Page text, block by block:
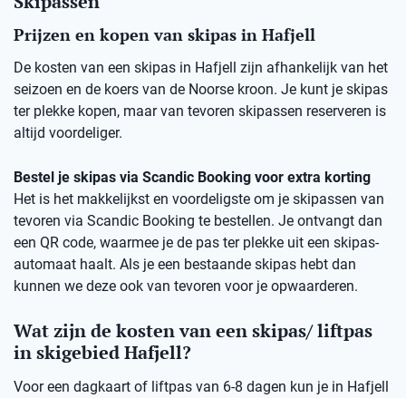
Prijzen en kopen van skipas in Hafjell
De kosten van een skipas in Hafjell zijn afhankelijk van het
seizoen en de koers van de Noorse kroon. Je kunt je skipas
ter plekke kopen, maar van tevoren skipassen reserveren is
altijd voordeliger.
Bestel je skipas via Scandic Booking voor extra korting
Het is het makkelijkst en voordeligste om je skipassen van
tevoren via Scandic Booking te bestellen. Je ontvangt dan
een QR code, waarmee je de pas ter plekke uit een skipas-
automaat haalt. Als je een bestaande skipas hebt dan
kunnen we deze ook van tevoren voor je opwaarderen.
Wat zijn de kosten van een skipas/ liftpas
in skigebied Hafjell?
Voor een dagkaart of liftpas van 6-8 dagen kun je in Hafjell